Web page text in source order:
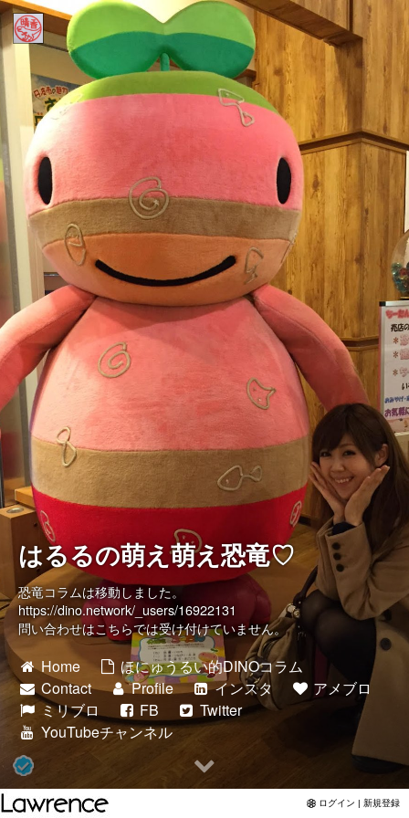
Home
ほにゅうるい的DINOコラム
Contact
Profile
インスタ
アメブロ
ミリブロ
FB
Twitter
YouTubeチャンネル
はるるの萌え萌え恐竜♡
恐竜コラムは移動しました。
https://dino.network/_users/16922131
問い合わせはこちらでは受け付けていません。
Home
ほにゅうるい的DINOコラム
Contact
Profile インスタ
アメブロ
ミリブロ
FB
Twitter
YouTubeチャンネル
ログイン | 新規登録